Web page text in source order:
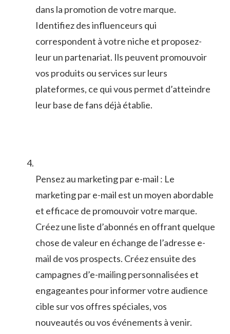
dans la promotion de votre marque.
⁣Identifiez⁤ des influenceurs qui
correspondent à votre niche et proposez-
leur un partenariat. Ils peuvent​ promouvoir
vos‍ produits ou⁢ services ⁢sur leurs
plateformes, ce qui ⁣vous​ permet d’atteindre
leur base de fans déjà établie.
Pensez au marketing​ par e-mail : Le‌
marketing par e-mail est un​ moyen‌ abordable
et efficace de promouvoir votre marque.
Créez une liste d’abonnés en offrant quelque
chose de valeur en échange de l’adresse e-
mail ‌de vos prospects.⁤ Créez ensuite des
‌campagnes d’e-mailing personnalisées et
engageantes pour informer votre audience
cible ⁤sur vos offres spéciales,⁤ vos
nouveautés ​ou vos événements ​à venir.